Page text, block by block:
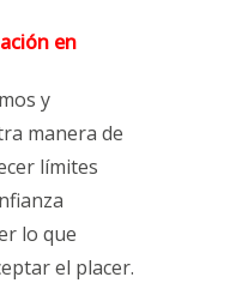
en
y
manera de
límites
lo que
el placer.